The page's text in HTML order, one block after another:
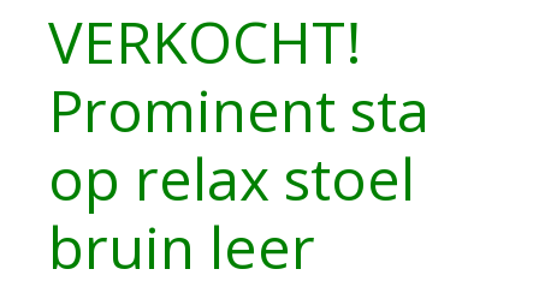
VERKOCHT!
Prominent sta
op relax stoel
bruin leer